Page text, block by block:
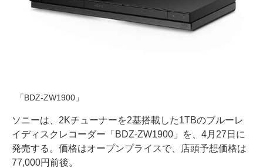
「BDZ-ZW1900」
ソニーは、2Kチューナーを2基搭載した1TBのブルーレ
イディスクレコーダー「BDZ-ZW1900」を、4月27日に
発売する。価格はオープンプライスで、店頭予想価格は
77,000円前後。